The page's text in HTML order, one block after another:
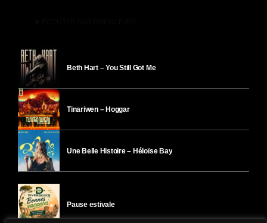
Beth Hart – You Still Got Me
Tinariwen – Hoggar
Une Belle Histoire – Héloïse Bay
Pause estivale